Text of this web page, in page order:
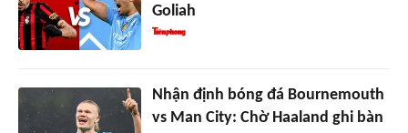
Goliah
Nhận định bóng đá Bournemouth
vs Man City: Chờ Haaland ghi bàn